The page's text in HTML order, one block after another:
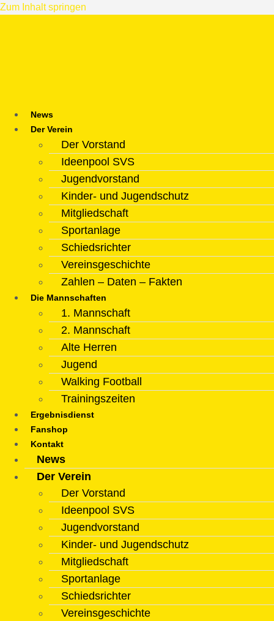
Zum Inhalt springen
News
Der Verein
Der Vorstand
Ideenpool SVS
Jugendvorstand
Kinder- und Jugendschutz
Mitgliedschaft
Sportanlage
Schiedsrichter
Vereinsgeschichte
Zahlen – Daten – Fakten
Die Mannschaften
1. Mannschaft
2. Mannschaft
Alte Herren
Jugend
Walking Football
Trainingszeiten
Ergebnisdienst
Fanshop
Kontakt
News
Der Verein
Der Vorstand
Ideenpool SVS
Jugendvorstand
Kinder- und Jugendschutz
Mitgliedschaft
Sportanlage
Schiedsrichter
Vereinsgeschichte